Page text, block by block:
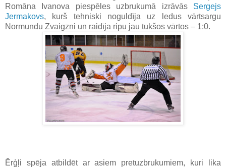
Romāna Ivanova piespēles uzbrukumā izrāvās Sergejs
Jermakovs, kurš tehniski noguldīja uz ledus vārtsargu
Normundu Zvaigzni un raidīja ripu jau tukšos vārtos – 1:0.
Ērģļi spēja atbildēt ar asiem pretuzbrukumiem, kuri lika